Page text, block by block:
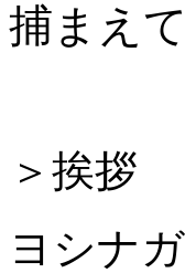
捕まえ
＞挨拶
ヨシナガ